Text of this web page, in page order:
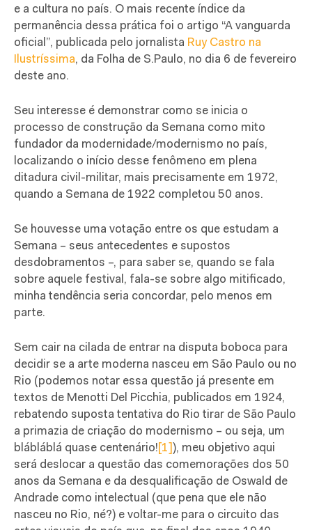
e a cultura no país. O mais recente índice da
permanência dessa prática foi o artigo “A vanguarda
oficial”, publicada pelo jornalista Ruy Castro na
Ilustríssima, da Folha de S.Paulo, no dia 6 de fevereiro
deste ano.
Seu interesse é demonstrar como se inicia o
processo de construção da Semana como mito
fundador da modernidade/modernismo no país,
localizando o início desse fenômeno em plena
ditadura civil-militar, mais precisamente em 1972,
quando a Semana de 1922 completou 50 anos.
Se houvesse uma votação entre os que estudam a
Semana – seus antecedentes e supostos
desdobramentos –, para saber se, quando se fala
sobre aquele festival, fala-se sobre algo mitificado,
minha tendência seria concordar, pelo menos em
parte.
Sem cair na cilada de entrar na disputa boboca para
decidir se a arte moderna nasceu em São Paulo ou no
Rio (podemos notar essa questão já presente em
textos de Menotti Del Picchia, publicados em 1924,
rebatendo suposta tentativa do Rio tirar de São Paulo
a primazia de criação do modernismo – ou seja, um
blábláblá quase centenário! [1] ), meu objetivo aqui
será deslocar a questão das comemorações dos 50
anos da Semana e da desqualificação de Oswald de
Andrade como intelectual (que pena que ele não
nasceu no Rio, né?) e voltar-me para o circuito das